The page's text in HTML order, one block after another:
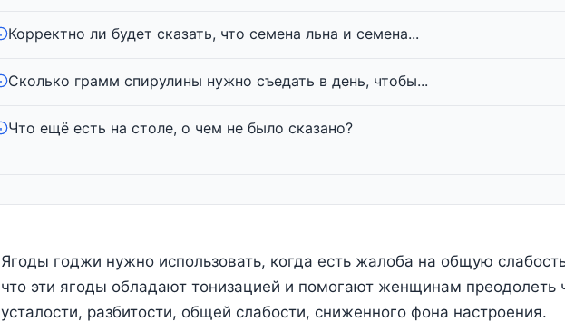
Корректно ли будет сказать, что семена льна и семена...
Сколько грамм спирулины нужно съедать в день, чтобы...
Что ещё есть на столе, о чем не было сказано?
Ягоды годжи нужно использовать, когда есть жалоба на общую
что эти ягоды обладают тонизацией и помогают женщинам преодолеть
усталости, разбитости, общей слабости, сниженного фона настроения.